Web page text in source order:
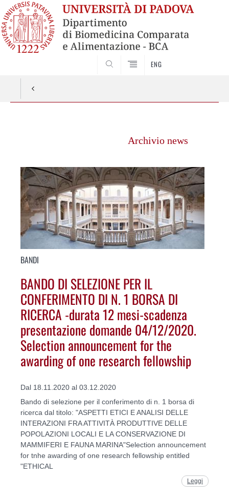
ENG
Archivio news
BANDI
BANDO DI SELEZIONE PER IL
CONFERIMENTO DI N. 1 BORSA DI
RICERCA -durata 12 mesi-scadenza
presentazione domande 04/12/2020.
Selection announcement for the
awarding of one research fellowship
Dal 18.11.2020 al 03.12.2020
Bando di selezione per il conferimento di n. 1 borsa di
ricerca dal titolo: "ASPETTI ETICI E ANALISI DELLE
INTERAZIONI FRA ATTIVITÀ PRODUTTIVE DELLE
POPOLAZIONI LOCALI E LA CONSERVAZIONE DI
MAMMIFERI E FAUNA MARINA"Selection announcement
for tnhe awarding of one research fellowship entitled
"ETHICAL
Leggi